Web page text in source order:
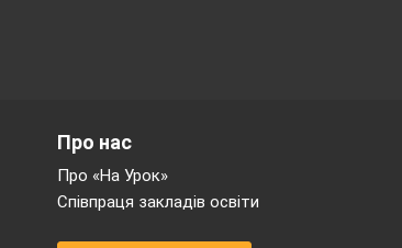
Про нас
Про «На Урок»
Співпраця закладів освіти